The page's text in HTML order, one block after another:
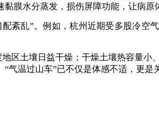
膜水分蒸发，损伤屏障功能，让病原
紊乱”。例如，杭州近期受多股冷空
区土壤日益干燥；干燥土壤热容量
温过山车”已不仅是体感不适，更是